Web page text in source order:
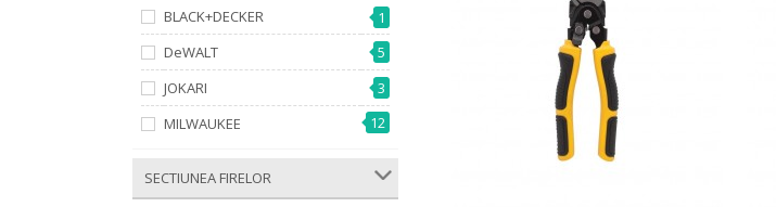
BLACK+DECKER
1
DeWALT
5
JOKARI
3
MILWAUKEE
12
­ SECTIUNEA FIRELOR